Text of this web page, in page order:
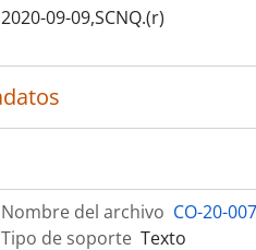
2020-09-09,SCNQ.(r)
Nombre del archivo CO-20-
Tipo de soporte Texto